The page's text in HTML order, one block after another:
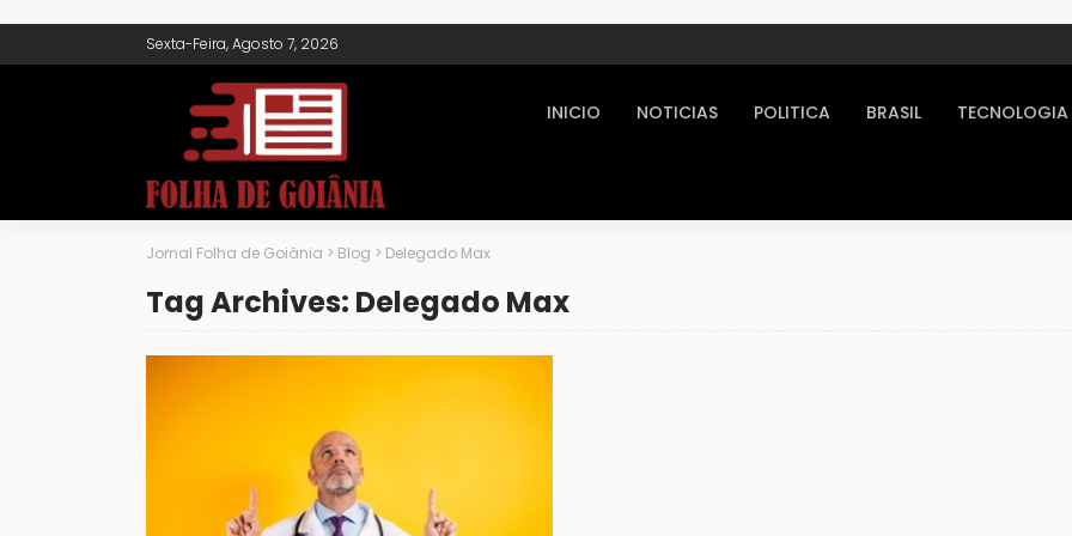
Sexta-Feira, Agosto 7, 2026
INICIO NOTICIAS POLITICA BRASIL TECNOLOGIA
Jornal Folha de Goiânia > Blog > Delegado Max
Tag Archives: Delegado Max